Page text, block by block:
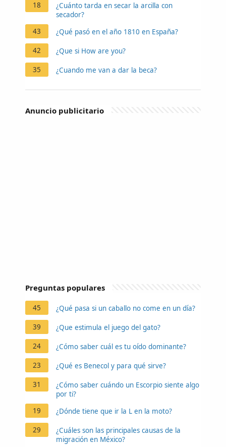
18
¿Cuánto tarda en secar la arcilla con
secador?
43
¿Qué pasó en el año 1810 en España?
42 ¿Que si How are you?
35 ¿Cuando me van a dar la beca?
Anuncio publicitario
Preguntas populares
45 ¿Qué pasa si un caballo no come en un día?
39 ¿Que estimula el juego del gato?
24 ¿Cómo saber cuál es tu oído dominante?
23 ¿Qué es Benecol y para qué sirve?
31
¿Cómo saber cuándo un Escorpio siente algo
por ti?
19
¿Dónde tiene que ir la L en la moto?
29
¿Cuáles son las principales causas de la
migración en México?